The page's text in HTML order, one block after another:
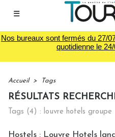
☰
Nos bureaux sont fermés du 27/
quotidienne le
Accueil > Tags
RÉSULTATS
Tags (4) : louvre hotels groupe
Hostels : Louvre Hotels